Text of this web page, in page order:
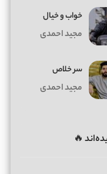
خواب و خیال
مجید احمدی
سر خلاص
مجید احمدی
🔥